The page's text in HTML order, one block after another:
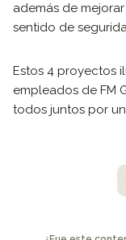
además de
sentido de
Estos 4 proyectos
empleados de FM
todos juntos por